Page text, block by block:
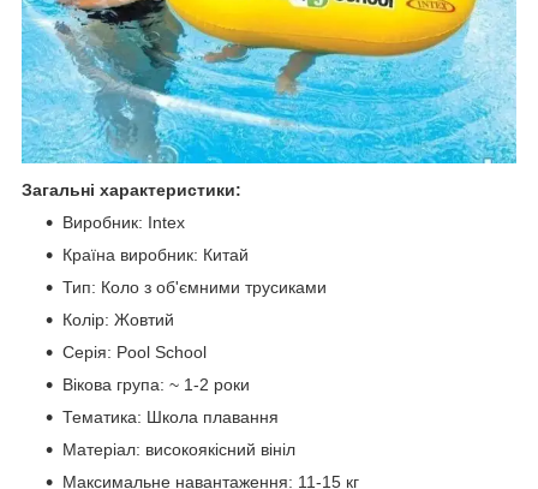
Загальні характеристики:
Виробник: Intex
Країна виробник: Китай
Тип: Коло з об'ємними трусиками
Колір: Жовтий
Серія: Pool School
Вікова група: ~ 1-2 роки
Тематика: Школа плавання
Матеріал: високоякісний вініл
Максимальне навантаження: 11-15 кг